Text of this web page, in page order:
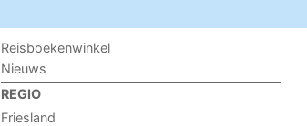
Reisboekenwinkel
Nieuws
REGIO
Friesland